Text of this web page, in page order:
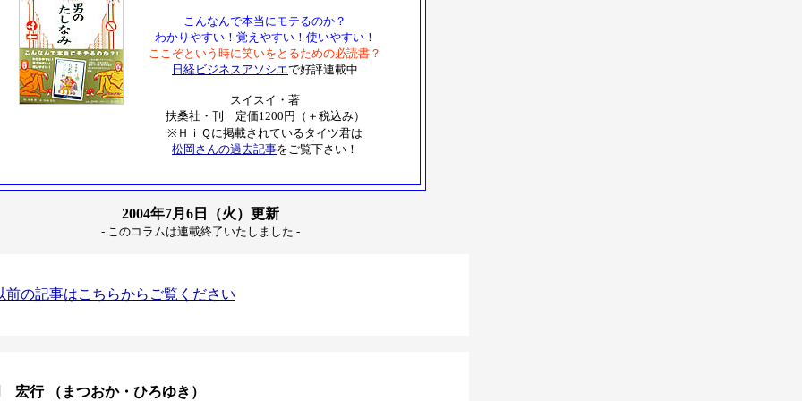
こんなんで本当にモテるのか？
わかりやすい！覚えやすい！使いやすい！
ここぞという時に笑いをとるための必読書？
日経ビジネスアソシエで好評連載中
スイスイ・著
扶桑社・刊 定価1200円（＋税込み）
※ＨｉＱに掲載されているタイツ君は
松岡さんの過去記事をご覧下さい！
2004年7月6日（火）更新
- このコラムは連載終了いたしました -
前の記事はこちらからご覧ください
宏行 （まつおか・ひろゆき）